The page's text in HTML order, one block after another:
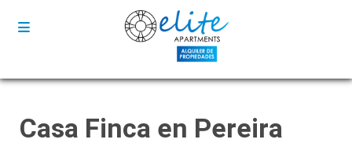
Casa Finca en Pereira